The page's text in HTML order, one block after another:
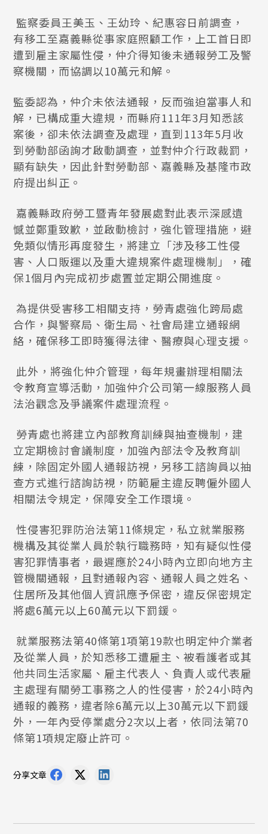
監察委員王美玉、王幼玲、紀惠容日前調查，
有移工至嘉義縣從事家庭照顧工作，上工首日即
遭到雇主家屬性侵，仲介得知後未通報勞工及警
察機關，而協調以10萬元和解。
監委認為，仲介未依法通報，反而強迫當事人和
解，已構成重大違規，而縣府111年3月知悉該
案後，卻未依法調查及處理，直到113年5月收
到勞動部函詢才啟動調查，並對仲介行政裁罰，
顯有缺失，因此針對勞動部、嘉義縣及基隆市政
府提出糾正。
嘉義縣政府勞工暨青年發展處對此表示深感遺
憾並鄭重致歉，並啟動檢討，強化管理措施，避
免類似情形再度發生，將建立「涉及移工性侵
害、人口販運以及重大違規案件處理機制」，確
保1個月內完成初步處置並定期公開進度。
為提供受害移工相關支持，勞青處強化跨局處
合作，與警察局、衛生局、社會局建立通報網
絡，確保移工即時獲得法律、醫療與心理支援。
此外，將強化仲介管理，每年規畫辦理相關法
令教育宣導活動，加強仲介公司第一線服務人員
法治觀念及爭議案件處理流程。
勞青處也將建立內部教育訓練與抽查機制，建
立定期檢討會議制度，加強內部法令及教育訓
練，除固定外國人通報訪視，另移工諮詢員以抽
查方式進行諮詢訪視，防範雇主違反聘僱外國人
相關法令規定，保障安全工作環境。
性侵害犯罪防治法第11條規定，私立就業服務
機構及其從業人員於執行職務時，知有疑似性侵
害犯罪情事者，最遲應於24小時內立即向地方主
管機關通報，且對通報內容、通報人員之姓名、
住居所及其他個人資訊應予保密，違反保密規定
將處6萬元以上60萬元以下罰鍰。
就業服務法第40條第1項第19款也明定仲介業者
及從業人員，於知悉移工遭雇主、被看護者或其
他共同生活家屬、雇主代表人、負責人或代表雇
主處理有關勞工事務之人的性侵害，於24小時內
通報的義務，違者除6萬元以上30萬元以下罰鍰
外，一年內受停業處分2次以上者，依同法第70
條第1項規定廢止許可。
分享文章